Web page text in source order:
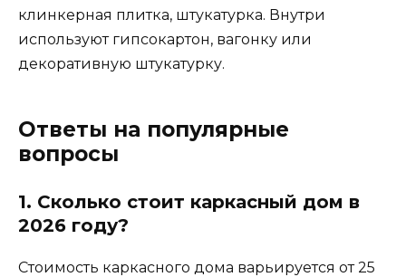
клинкерная плитка, штукатурка. Внутри
используют гипсокартон, вагонку или
декоративную штукатурку.
Ответы на популярные
вопросы
1. Сколько стоит каркасный дом в
2026 году?
Стоимость каркасного дома варьируется от 25